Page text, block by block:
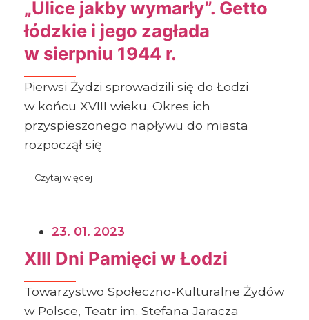
„Ulice jakby wymarły”. Getto
łódzkie i jego zagłada
w sierpniu 1944 r.
Pierwsi Żydzi sprowadzili się do Łodzi
w końcu XVIII wieku. Okres ich
przyspieszonego napływu do miasta
rozpoczął się
Czytaj więcej
23. 01. 2023
XIII Dni Pamięci w Łodzi
Towarzystwo Społeczno-Kulturalne Żydów
w Polsce, Teatr im. Stefana Jaracza